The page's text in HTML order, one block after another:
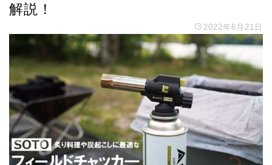
解説！
2022年6月21日